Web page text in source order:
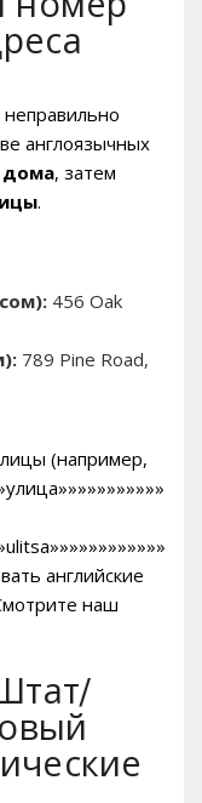
англоязычных
дома, затем
.
456 Oak
789 Pine Road,
(например,
английские
наш